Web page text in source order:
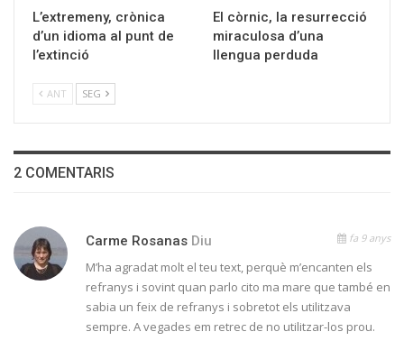
L’extremeny, crònica
d’un idioma al punt de
l’extinció
El còrnic, la resurrecció
miraculosa d’una
llengua perduda
ANT SEG
2 COMENTARIS
Carme Rosanas Diu fa 9 anys
M’ha agradat molt el teu text, perquè m’encanten els
refranys i sovint quan parlo cito ma mare que també en
sabia un feix de refranys i sobretot els utilitzava
sempre. A vegades em retrec de no utilitzar-los prou.